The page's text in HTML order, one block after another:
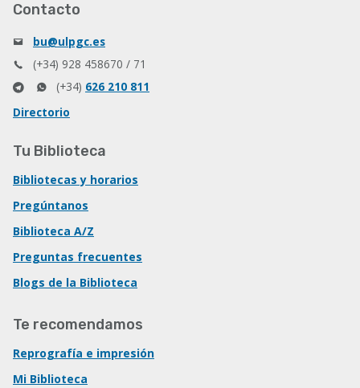
Contacto
bu@ulpgc.es
(+34) 928 458670 / 71
(+34) 626 210 811
Directorio
Tu Biblioteca
Bibliotecas y horarios
Pregúntanos
Biblioteca A/Z
Preguntas frecuentes
Blogs de la Biblioteca
Te recomendamos
Reprografía e impresión
Mi Biblioteca